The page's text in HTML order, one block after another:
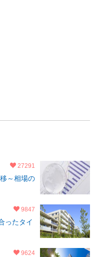
27291
～相場の
9847
ったタイ
9624